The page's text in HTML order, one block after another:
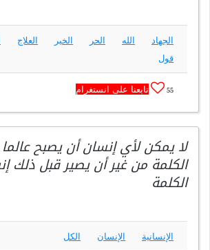
الجهاد الله الحر الخير العلاج
قول
55 تابعنا على انستغرام
لا يمكن لأي إنسان أن يصبح
الكلمة من غير أن يصير قبل ذلك
الكلمة
الإنسانية الإنسان الكل